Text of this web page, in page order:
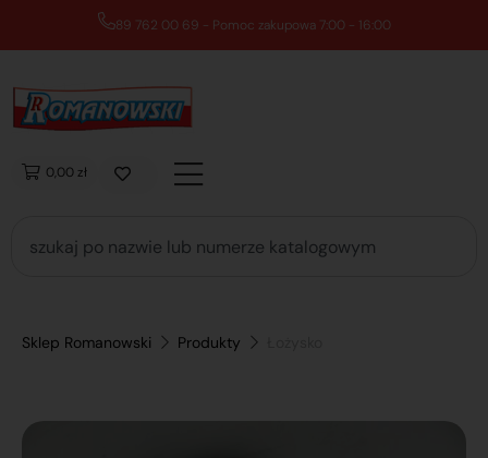
89 762 00 69 - Pomoc zakupowa 7:00 - 16:00
0,00 zł
Sklep Romanowski Produkty